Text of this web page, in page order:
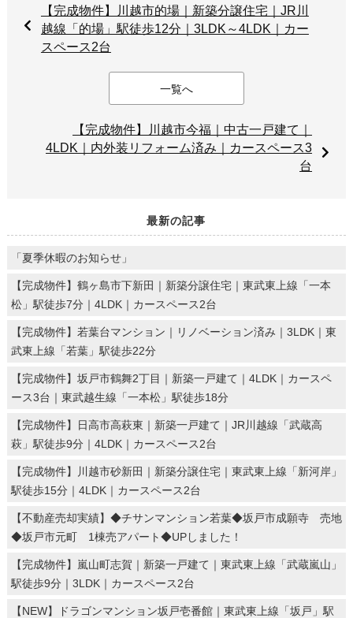
【完成物件】川越市的場｜新築分譲住宅｜JR川
越線「的場」駅徒歩12分｜3LDK～4LDK｜カー
スペース2台
一覧へ
【完成物件】川越市今福｜中古一戸建て｜
4LDK｜内外装リフォーム済み｜カースペース3
台
最新の記事
「夏季休暇のお知らせ」
【完成物件】鶴ヶ島市下新田｜新築分譲住宅｜東武東上線「一本
松」駅徒歩7分｜4LDK｜カースペース2台
【完成物件】若葉台マンション｜リノベーション済み｜3LDK｜東
武東上線「若葉」駅徒歩22分
【完成物件】坂戸市鶴舞2丁目｜新築一戸建て｜4LDK｜カースペ
ース3台｜東武越生線「一本松」駅徒歩18分
【完成物件】日高市高萩東｜新築一戸建て｜JR川越線「武蔵高
萩」駅徒歩9分｜4LDK｜カースペース2台
【完成物件】川越市砂新田｜新築分譲住宅｜東武東上線「新河岸」
駅徒歩15分｜4LDK｜カースペース2台
【不動産売却実績】◆チサンマンション若葉◆坂戸市成願寺 売地
◆坂戸市元町 1棟売アパート◆UPしました！
【完成物件】嵐山町志賀｜新築一戸建て｜東武東上線「武蔵嵐山」
駅徒歩9分｜3LDK｜カースペース2台
【NEW】ドラゴンマンション坂戸壱番館｜東武東上線「坂戸」駅